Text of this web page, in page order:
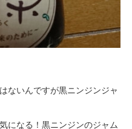
ないんですが黒ニンジンジャ
になる！黒ニンジンのジャム